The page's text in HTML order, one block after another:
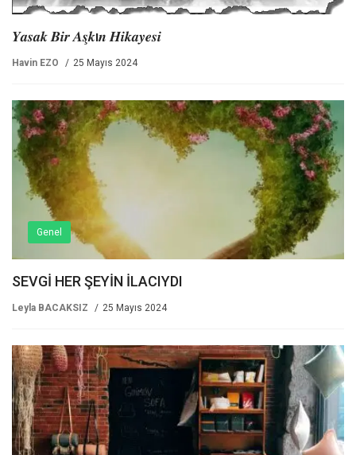
𝒀𝒂𝒔𝒂𝒌 𝑩𝒊𝒓 𝑨𝒔̧𝒌ı𝒏 𝑯𝒊𝒌𝒂𝒚𝒆𝒔𝒊
Havin EZO 25 Mayıs 2024
Genel
SEVGİ HER ŞEYİN İLACIYDI
Leyla BACAKSIZ 25 Mayıs 2024